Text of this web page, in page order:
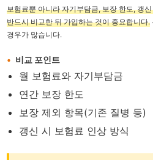
보험료뿐 아니라 자기부담금, 보장 한도, 갱
반드시 비교한 뒤 가입하는 것이 중요합니다.
경우가 많습니다.
비교 포인트
월 보험료와 자기부담금
연간 보장 한도
보장 제외 항목(기존 질병 등)
갱신 시 보험료 인상 방식